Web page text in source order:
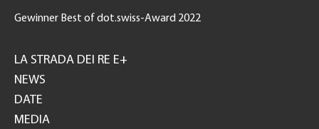
Gewinner Best of dot.swiss-Award 2022
GH
LA STRADA DEI RE E+
NEWS
DATE
MEDIA